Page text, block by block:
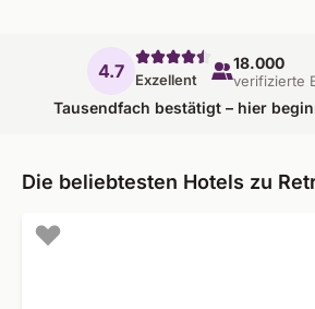
4.7 Exzellent
18.000
verifizierte
Tausendfach bestätigt – hier
Die beliebtesten Hotels zu